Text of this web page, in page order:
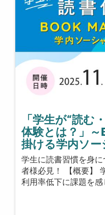
「学生が“読む
体験とは？」
掛ける学内ソー
学生に読書習慣を身
者様必見！ 【概要】
利用率低下に課題を